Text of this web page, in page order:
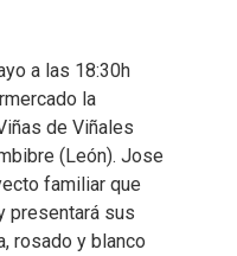
a las 18:30h
la
de Viñales
(León). Jose
familiar que
presentará sus
rosado y blanco